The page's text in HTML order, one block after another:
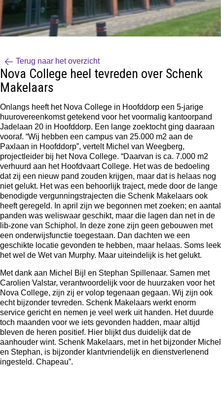
Terug naar het overzicht
Nova College heel tevreden over Schenk
Makelaars
Onlangs heeft het Nova College in Hoofddorp een 5-jarige
huurovereenkomst getekend voor het voormalig kantoorpand
Jadelaan 20 in Hoofddorp. Een lange zoektocht ging daaraan
vooraf. “Wij hebben een campus van 25.000 m2 aan de
Paxlaan in Hoofddorp”, vertelt Michel van Weegberg,
projectleider bij het Nova College. “Daarvan is ca. 7.000 m2
verhuurd aan het Hoofdvaart College. Het was de bedoeling
dat zij een nieuw pand zouden krijgen, maar dat is helaas nog
niet gelukt. Het was een behoorlijk traject, mede door de lange
benodigde vergunningstrajecten die Schenk Makelaars ook
heeft geregeld. In april zijn we begonnen met zoeken; en aantal
panden was weliswaar geschikt, maar die lagen dan net in de
lib-zone van Schiphol. In deze zone zijn geen gebouwen met
een onderwijsfunctie toegestaan. Dan dachten we een
geschikte locatie gevonden te hebben, maar helaas. Soms leek
het wel de Wet van Murphy. Maar uiteindelijk is het gelukt.
Met dank aan Michel Bijl en Stephan Spillenaar. Samen met
Carolien Valstar, verantwoordelijk voor de huurzaken voor het
Nova College, zijn zij er volop tegenaan gegaan. Wij zijn ook
echt bijzonder tevreden. Schenk Makelaars werkt enorm
service gericht en nemen je veel werk uit handen. Het duurde
toch maanden voor we iets gevonden hadden, maar altijd
bleven de heren positief. Hier blijkt dus duidelijk dat de
aanhouder wint. Schenk Makelaars, met in het bijzonder Michel
en Stephan, is bijzonder klantvriendelijk en dienstverlenend
ingesteld. Chapeau”.